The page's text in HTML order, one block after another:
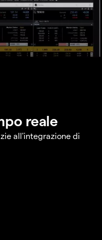
reale
all'integrazione di